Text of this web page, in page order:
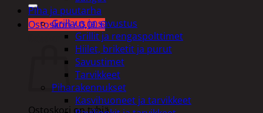
Ostoskori /0,00€
Ostoskori on tyhjä.
Piha ja puutarha
Grillaus ja savustus
Grillit ja rengaspolttimet
Hiilet, briketit ja purut
Savustimet
Tarvikkeet
Piharakennukset
Kasvihuoneet ja tarvikkeet